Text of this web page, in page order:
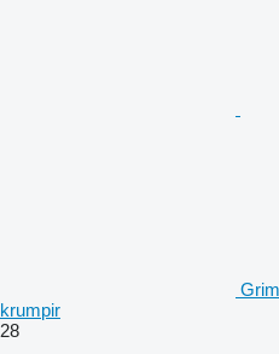
krumpir
28